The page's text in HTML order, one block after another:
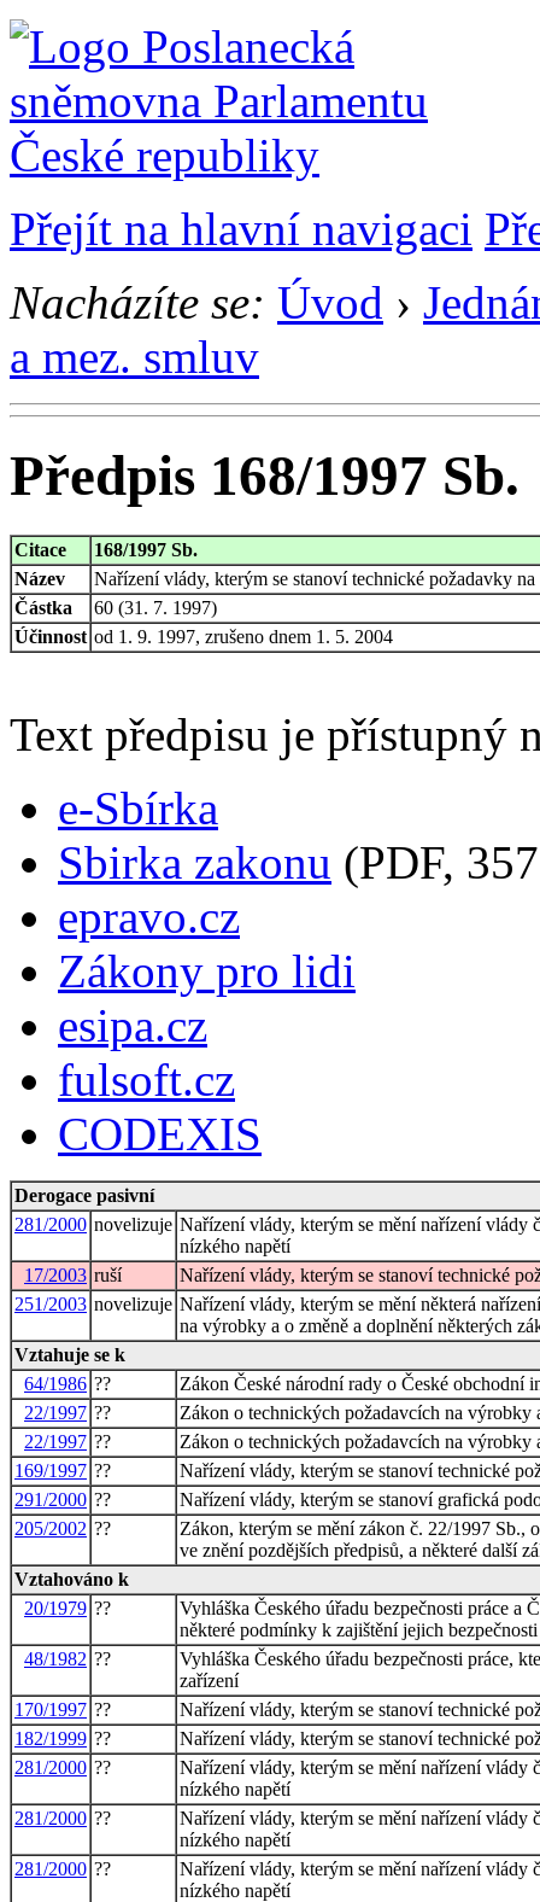
Přejít na hlavní navigaci
Nacházíte se: Úvod ›
a mez. smluv
Předpis 168/1997 Sb.
Citace
168/1997 Sb.
Název
Nařízení vlády, kterým se stanoví technické požadavky
Částka
60 (31. 7. 1997)
Účinnost od 1. 9. 1997, zrušeno dnem 1. 5. 2004
Text předpisu je přístupný
e-Sbírka
Sbirka zakonu (PDF,
epravo.cz
Zákony pro lidi
esipa.cz
fulsoft.cz
CODEXIS
Derogace pasivní
281/2000 novelizuje Nařízení vlády, kterým se mění nařízení vlády
nízkého napětí
17/2003 ruší
Nařízení vlády, kterým se stanoví technické
251/2003 novelizuje Nařízení vlády, kterým se mění některá
na výrobky a o změně a doplnění některých
Vztahuje se k
64/1986 ??
Zákon České národní rady o České obchodní
22/1997 ??
Zákon o technických požadavcích na výrobky
22/1997 ??
Zákon o technických požadavcích na výrobky
169/1997 ??
Nařízení vlády, kterým se stanoví technické
291/2000 ??
Nařízení vlády, kterým se stanoví grafická
205/2002 ??
Zákon, kterým se mění zákon č. 22/1997 Sb.,
ve znění pozdějších předpisů, a některé další
Vztahováno k
20/1979 ??
Vyhláška Českého úřadu bezpečnosti práce a
některé podmínky k zajištění jejich bezpečnosti
48/1982 ??
Vyhláška Českého úřadu bezpečnosti práce,
zařízení
170/1997 ??
Nařízení vlády, kterým se stanoví technické
182/1999 ??
Nařízení vlády, kterým se stanoví technické
281/2000 ??
Nařízení vlády, kterým se mění nařízení vlády
nízkého napětí
281/2000 ??
Nařízení vlády, kterým se mění nařízení vlády
nízkého napětí
281/2000 ??
Nařízení vlády, kterým se mění nařízení vlády
nízkého napětí